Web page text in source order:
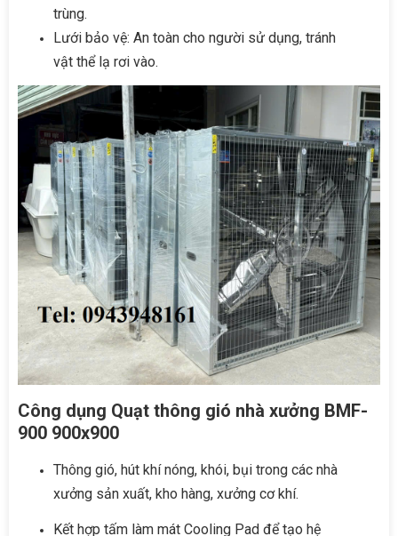
trùng.
Lưới bảo vệ: An toàn cho người sử dụng, tránh
vật thể lạ rơi vào.
Công dụng Quạt thông gió nhà xưởng BMF-
900 900x900
Thông gió, hút khí nóng, khói, bụi trong các nhà
xưởng sản xuất, kho hàng, xưởng cơ khí.
Kết hợp tấm làm mát Cooling Pad để tạo hệ